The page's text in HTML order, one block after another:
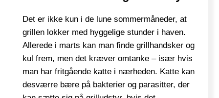
Det er ikke kun i de lune sommermåneder, at
grillen lokker med hyggelige stunder i haven.
Allerede i marts kan man finde grillhandsker og
kul frem, men det kræver omtanke – især hvis
man har fritgående katte i nærheden. Katte kan
desværre bære på bakterier og parasitter, der